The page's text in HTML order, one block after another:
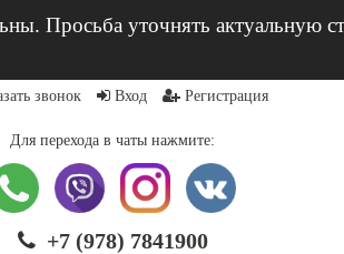
Просьба уточнять актуальную
звонок Вход Регистрация
Для перехода в чаты нажмите:
+7 (978) 7841900